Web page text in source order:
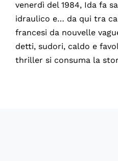
venerdì del 1984, Ida fa
idraulico e… da qui tra
francesi da nouvelle
detti, sudori, caldo e
thriller si consuma la